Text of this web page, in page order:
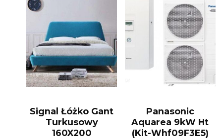
Signal Łóżko Gant
Turkusowy
160X200
Panasonic
Aquarea 9kW Ht
(Kit-Whf09F3E5)